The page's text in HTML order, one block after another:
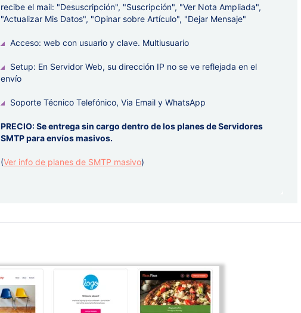
recibe el mail: "Desuscripción", "Suscripción", "Ver Nota Ampliada",
"Actualizar Mis Datos", "Opinar sobre Artículo", "Dejar Mensaje"
Acceso: web con usuario y clave. Multiusuario
Setup: En Servidor Web, su dirección IP no se ve reflejada en el
envío
Soporte Técnico Telefónico, Via Email y WhatsApp
PRECIO: Se entrega sin cargo dentro de los planes de Servidores
SMTP para envíos masivos.
(Ver info de planes de SMTP masivo)